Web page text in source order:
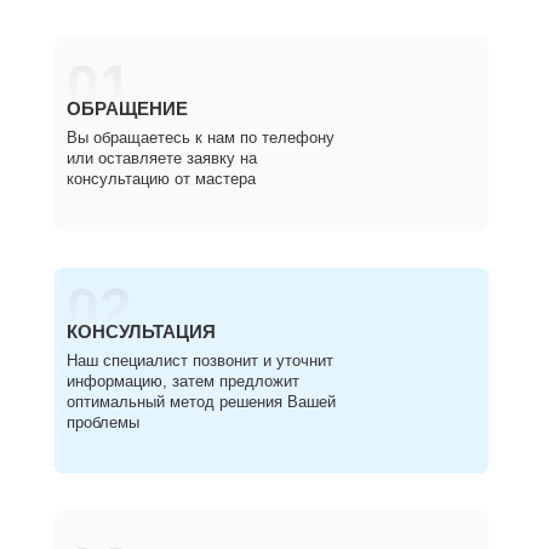
01
ОБРАЩЕНИЕ
Вы обращаетесь к нам по телефону
или оставляете заявку на
консультацию от мастера
02
КОНСУЛЬТАЦИЯ
Наш специалист позвонит и уточнит
информацию, затем предложит
оптимальный метод решения Вашей
проблемы